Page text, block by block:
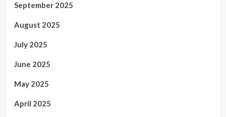
September 2025
August 2025
July 2025
June 2025
May 2025
April 2025